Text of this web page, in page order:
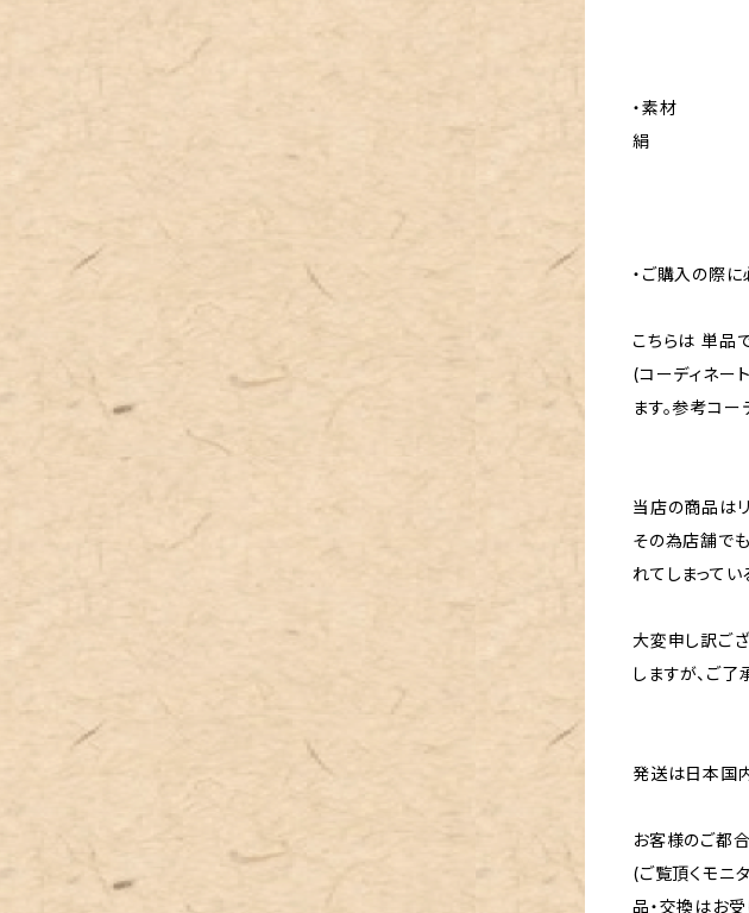
・素材
絹
・ご購入の際に
こちらは 単品
(コーディネー
ます。参考コ
当店の商品は
その為店舗で
れてしまってい
大変申し訳ご
しますが、ご了
発送は日本国
お客様のご都
(ご覧頂くモニ
品・交換はお